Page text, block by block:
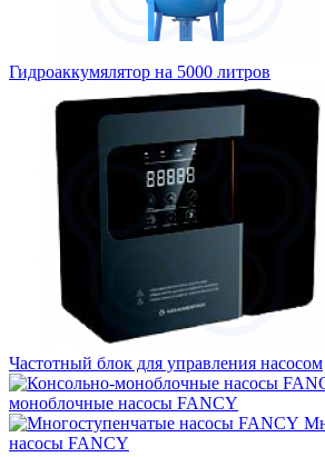
Гидроаккумялятор на 5000 литров
Частотный блок для управления насосом
моноблочные насосы FANCY
насосы FANCY